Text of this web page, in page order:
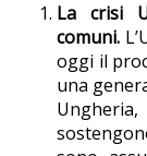
La crisi
comuni.
oggi il
una
Ungheria,